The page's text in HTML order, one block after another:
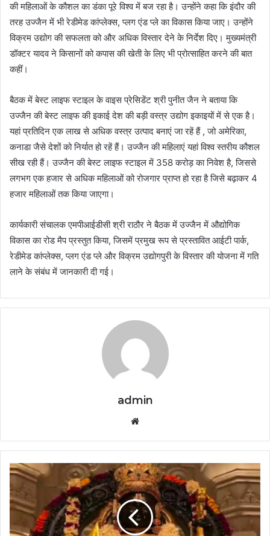
की महिलाओं के कौशल का डंका पूरे विश्व में बज रहा है। उन्होंने कहा कि इंदौर की
तरह उज्जैन में भी रेडीमेड कांप्लेक्स, प्लग एंड प्ले का विकास किया जाए। उन्होंने
विक्रम उद्योग की सफलता को और अधिक विस्तार देने के निर्देश दिए। मुख्यमंत्री
डॉक्टर यादव ने किसानों को कपास की खेती के लिए भी प्रोत्साहित करने की बात
कहीं।
बैठक में बेस्ट लाइफ स्टाइल के वाइस प्रेसिडेंट श्री पुनीत जैन ने बताया कि
उज्जैन की बेस्ट लाइफ की इकाई देश की बड़ी वस्त्र उद्योग इकाइयों में से एक है।
यहां प्रतिदिन एक लाख से अधिक वस्त्र उत्पाद बनाएं जा रहें हैं , जो अमेरिका,
कनाडा जैसे देशों को निर्यात हो रहें हैं। उज्जैन की महिलाएं यहां विश्व स्तरीय कौशल
सीख रही हैं। उज्जैन की बेस्ट लाइफ स्टाइल में 358 करोड़ का निवेश है, जिससे
लगभग एक हजार से अधिक महिलाओं को रोजगार प्राप्त हो रहा है जिसे बढ़ाकर 4
हजार महिलाओं तक किया जाएगा।
कार्यकारी संचालक एमपीआईडीसी श्री राठौर ने बैठक में उज्जैन में औद्योगिक
विकास का रोड मैप प्रस्तुत किया, जिसमें प्रमुख रूप से प्रस्तावित आईटी पार्क,
रेडीमेड कांप्लेक्स, प्लग एंड प्ले और विक्रम उद्योगपुरी के विस्तार की योजना में गति
लाने के संबंध में जानकारी दी गई।
admin